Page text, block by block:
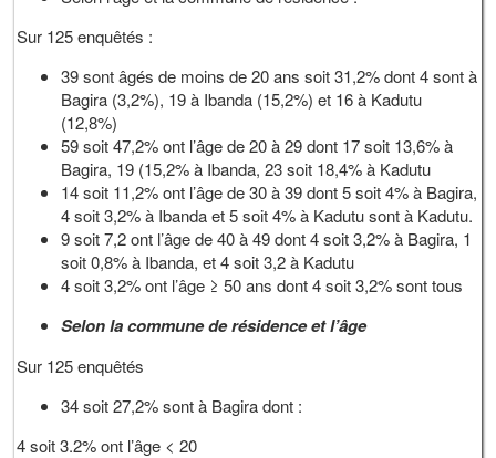
Sur 125 enquêtés :
39 sont âgés de moins de 20 ans soit 31,2% dont 4 sont à
Bagira (3,2%), 19 à Ibanda (15,2%) et 16 à Kadutu
(12,8%)
59 soit 47,2% ont l’âge de 20 à 29 dont 17 soit 13,6% à
Bagira, 19 (15,2% à Ibanda, 23 soit 18,4% à Kadutu
14 soit 11,2% ont l’âge de 30 à 39 dont 5 soit 4% à Bagira,
4 soit 3,2% à Ibanda et 5 soit 4% à Kadutu sont à Kadutu.
9 soit 7,2 ont l’âge de 40 à 49 dont 4 soit 3,2% à Bagira, 1
soit 0,8% à Ibanda, et 4 soit 3,2 à Kadutu
4 soit 3,2% ont l’âge ≥ 50 ans dont 4 soit 3,2% sont tous
Selon la commune de résidence et l’âge
Sur 125 enquêtés
34 soit 27,2% sont à Bagira dont :
4 soit 3.2% ont l’âge < 20